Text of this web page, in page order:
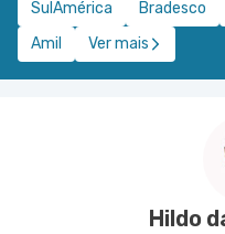
SulAmérica Bradesco
Amil
Ver mais
Hildo